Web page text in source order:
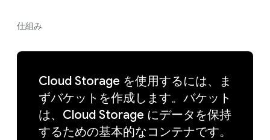
仕組み
Cloud Storage を使用するには、ま
ずバケットを作成します。バケット
は、Cloud Storage にデータを保持
するための基本的なコンテナです。